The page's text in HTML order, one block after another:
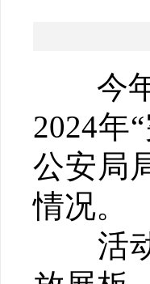
今年
2024年
公安局
情况。
活动